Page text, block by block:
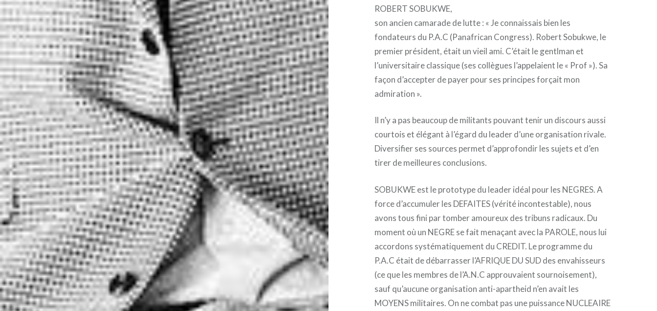
ROBERT SOBUKWE,
son ancien camarade de lutte : « Je connaissais bien les
fondateurs du P.A.C (Panafrican Congress). Robert Sobukwe, le
premier président, était un vieil ami. C’était le gentlman et
l’universitaire classique (ses collègues l’appelaient le « Prof »). Sa
façon d’accepter de payer pour ses principes forçait mon
admiration ».
Il n’y a pas beaucoup de militants pouvant tenir un discours aussi
courtois et élégant à l’égard du leader d’une organisation rivale.
Diversifier ses sources permet d’approfondir les sujets et d’en
tirer de meilleures conclusions.
SOBUKWE est le prototype du leader idéal pour les NEGRES. A
force d’accumuler les DEFAITES (vérité incontestable), nous
avons tous fini par tomber amoureux des tribuns radicaux. Du
moment où un NEGRE se fait menaçant avec la PAROLE, nous lui
accordons systématiquement du CREDIT. Le programme du
P.A.C était de débarrasser l’AFRIQUE DU SUD des envahisseurs
(ce que les membres de l’A.N.C approuvaient sournoisement),
sauf qu’aucune organisation anti-apartheid n’en avait les
MOYENS militaires. On ne combat pas une puissance NUCLEAIRE